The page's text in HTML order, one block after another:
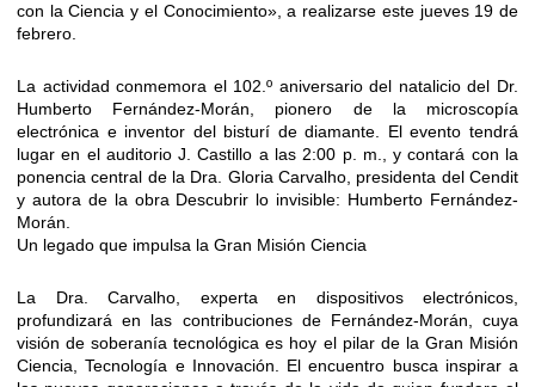
con la Ciencia y el Conocimiento», a realizarse este jueves 19 de
febrero.
La actividad conmemora el 102.º aniversario del natalicio del Dr.
Humberto Fernández-Morán, pionero de la microscopía
electrónica e inventor del bisturí de diamante. El evento tendrá
lugar en el auditorio J. Castillo a las 2:00 p. m., y contará con la
ponencia central de la Dra. Gloria Carvalho, presidenta del Cendit
y autora de la obra Descubrir lo invisible: Humberto Fernández-
Morán.
Un legado que impulsa la Gran Misión Ciencia
La Dra. Carvalho, experta en dispositivos electrónicos,
profundizará en las contribuciones de Fernández-Morán, cuya
visión de soberanía tecnológica es hoy el pilar de la Gran Misión
Ciencia, Tecnología e Innovación. El encuentro busca inspirar a